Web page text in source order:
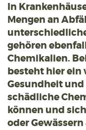
In
Mengen an
gehören
Chemikalien.
besteht hier ein
Gesundheit
schädliche
können und
oder